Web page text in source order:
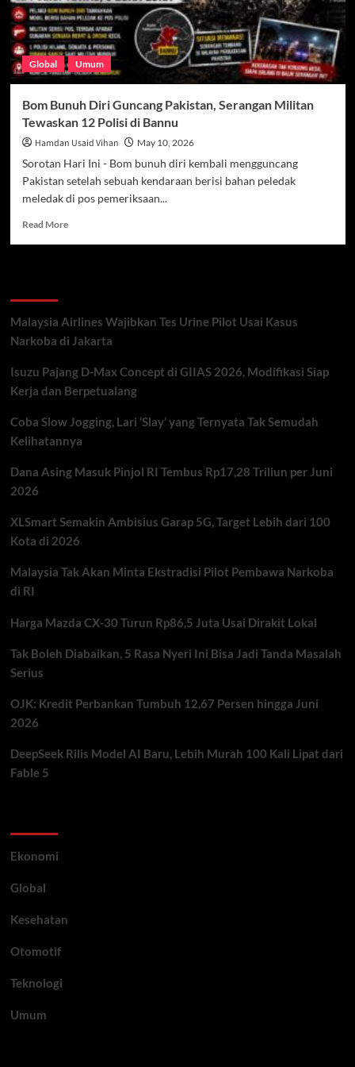
Global Umum
Bom Bunuh Diri Guncang Pakistan, Serangan Militan
Tewaskan 12 Polisi di Bannu
Hamdan Usaid Vihan May 10, 2026
Sorotan Hari Ini - Bom bunuh diri kembali mengguncang
Pakistan setelah sebuah kendaraan berisi bahan peledak
meledak di pos pemeriksaan...
Read MoreRead
Pakistan,
Serangan
Tewaskan
12
di
Malaysia Airlines Wajibkan Tes Urine Pilot Usai Kasus
Narkoba di Jakarta
Isuzu Pajang D-Max Concept di GIIAS 2026, Modifikasi Siap
Kerja dan Berpetualang
Coba Slow Jogging, Lari ‘Slay’ yang Ternyata Tak Semudah
Kelihatannya
Dana Asing Masuk Pinjol RI Tembus Rp17,28 Triliun per Juni
2026
XLSmart Semakin Ambisius Garap 5G, Target Lebih dari 100
Kota di 2026
Malaysia Tak Akan Minta Ekstradisi Pilot Pembawa Narkoba
di RI
Harga Mazda CX-30 Turun Rp86,5 Juta Usai Dirakit Lokal
Tak Boleh Diabaikan, 5 Rasa Nyeri Ini Bisa Jadi Tanda Masalah
Serius
OJK: Kredit Perbankan Tumbuh 12,67 Persen hingga Juni
2026
DeepSeek Rilis Model AI Baru, Lebih Murah 100 Kali Lipat dari
Fable 5
Ekonomi
Global
Kesehatan
Otomotif
Teknologi
Umum